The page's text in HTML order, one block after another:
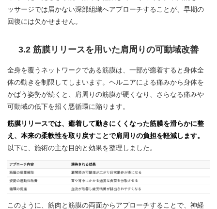
ッサージでは届かない深部組織へアプローチすることが、早期の
回復には欠かせません。
3.2 筋膜リリースを用いた肩周りの可動域改善
全身を覆うネットワークである筋膜は、一部が癒着すると身体全
体の動きを制限してしまいます。ヘルニアによる痛みから身体を
かばう姿勢が続くと、肩周りの筋膜が硬くなり、さらなる痛みや
可動域の低下を招く悪循環に陥ります。
筋膜リリースでは、癒着して動きにくくなった筋膜を滑らかに整
え、本来の柔軟性を取り戻すことで肩周りの負担を軽減します。
以下に、施術の主な目的と効果を整理しました。
このように、筋肉と筋膜の両面からアプローチすることで、神経